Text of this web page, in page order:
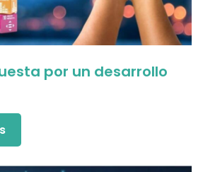
por un desarrollo